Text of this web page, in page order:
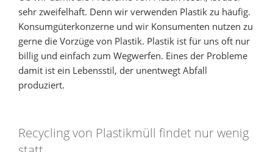
sehr zweifelhaft. Denn wir verwenden Plastik zu häufig.
Konsumgüterkonzerne und wir Konsumenten nutzen zu
gerne die Vorzüge von Plastik. Plastik ist für uns oft nur
billig und einfach zum Wegwerfen. Eines der Probleme
damit ist ein Lebensstil, der unentwegt Abfall
produziert.
Recycling von Plastikmüll findet nur wenig